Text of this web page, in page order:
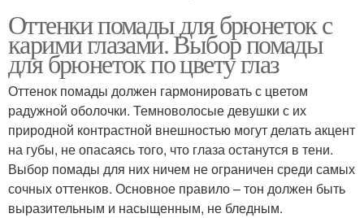
Оттенки помады для брюнеток с
карими глазами. Выбор помады
для брюнеток по цвету глаз
Оттенок помады должен гармонировать с цветом
радужной оболочки. Темноволосые девушки с их
природной контрастной внешностью могут делать акцент
на губы, не опасаясь того, что глаза останутся в тени.
Выбор помады для них ничем не ограничен среди самых
сочных оттенков. Основное правило – тон должен быть
выразительным и насыщенным, не бледным.